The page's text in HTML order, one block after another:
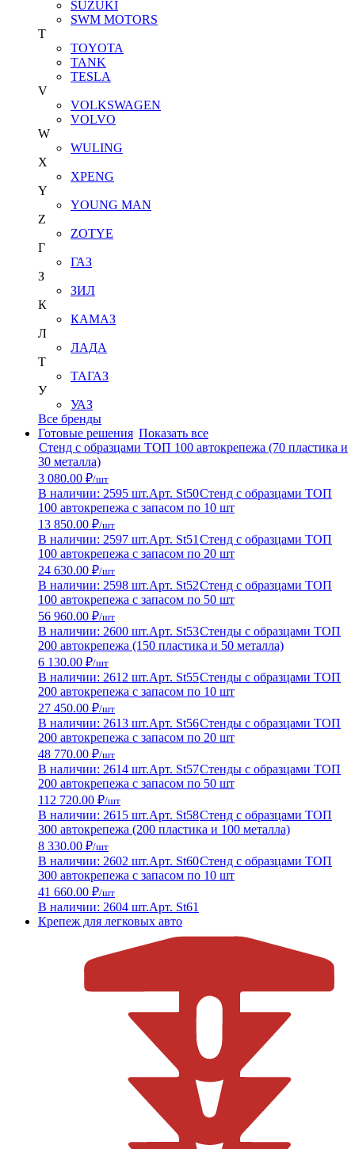
SUZUKI
SWM MOTORS
T
TOYOTA
TANK
TESLA
V
VOLKSWAGEN
VOLVO
W
WULING
X
XPENG
Y
YOUNG MAN
Z
ZOTYE
Г
ГАЗ
З
ЗИЛ
К
КАМАЗ
Л
ЛАДА
Т
ТАГАЗ
У
УАЗ
Все бренды
Готовые решения Показать все
Стенд с образцами ТОП 100 автокрепежа (70 пластика и
30 металла)
3 080.00 ₽/шт
В наличии: 2595 шт.Арт. St50Стенд с образцами ТОП
100 автокрепежа с запасом по 10 шт
13 850.00 ₽/шт
В наличии: 2597 шт.Арт. St51 Стенд с образцами ТОП
100 автокрепежа с запасом по 20 шт
24 630.00 ₽/шт
В наличии: 2598 шт.Арт. St52Стенд с образцами ТОП
100 автокрепежа с запасом по 50 шт
56 960.00 ₽/шт
В наличии: 2600 шт.Арт. St53Стенды с образцами ТОП
200 автокрепежа (150 пластика и 50 металла)
6 130.00 ₽/шт
В наличии: 2612 шт.Арт. St55Стенды с образцами ТОП
200 автокрепежа с запасом по 10 шт
27 450.00 ₽/шт
В наличии: 2613 шт.Арт. St56Стенды с образцами ТОП
200 автокрепежа с запасом по 20 шт
48 770.00 ₽/шт
В наличии: 2614 шт.Арт. St57Стенды с образцами ТОП
200 автокрепежа с запасом по 50 шт
112 720.00 ₽/шт
В наличии: 2615 шт.Арт. St58Стенд с образцами ТОП
300 автокрепежа (200 пластика и 100 металла)
8 330.00 ₽/шт
В наличии: 2602 шт.Арт. St60Стенд с образцами ТОП
300 автокрепежа с запасом по 10 шт
41 660.00 ₽/шт
В наличии: 2604 шт.Арт. St61
Крепеж для легковых авто